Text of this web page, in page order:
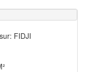
FIDJI